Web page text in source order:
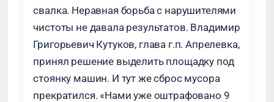
свалка. Неравная борьба с нарушителями
чистоты не давала результатов. Владимир
Григорьевич Кутуков, глава г.п. Апрелевка,
принял решение выделить площадку под
стоянку машин. И тут же сброс мусора
прекратился. «Нами уже оштрафовано 9